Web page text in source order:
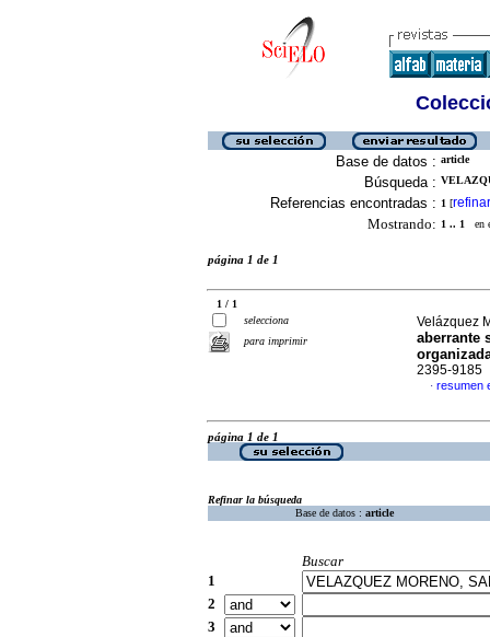
Base de datos : article
Búsqueda :
Referencias encontradas : 1 [refinar
Mostrando: 1 .. 1 en
página 1 de 1
1 / 1
selecciona
para imprimir
Velázquez
aberrante
2395-9185
· resumen
página 1 de 1
Refinar la búsqueda
Base de datos : article
Buscar
1
2
3